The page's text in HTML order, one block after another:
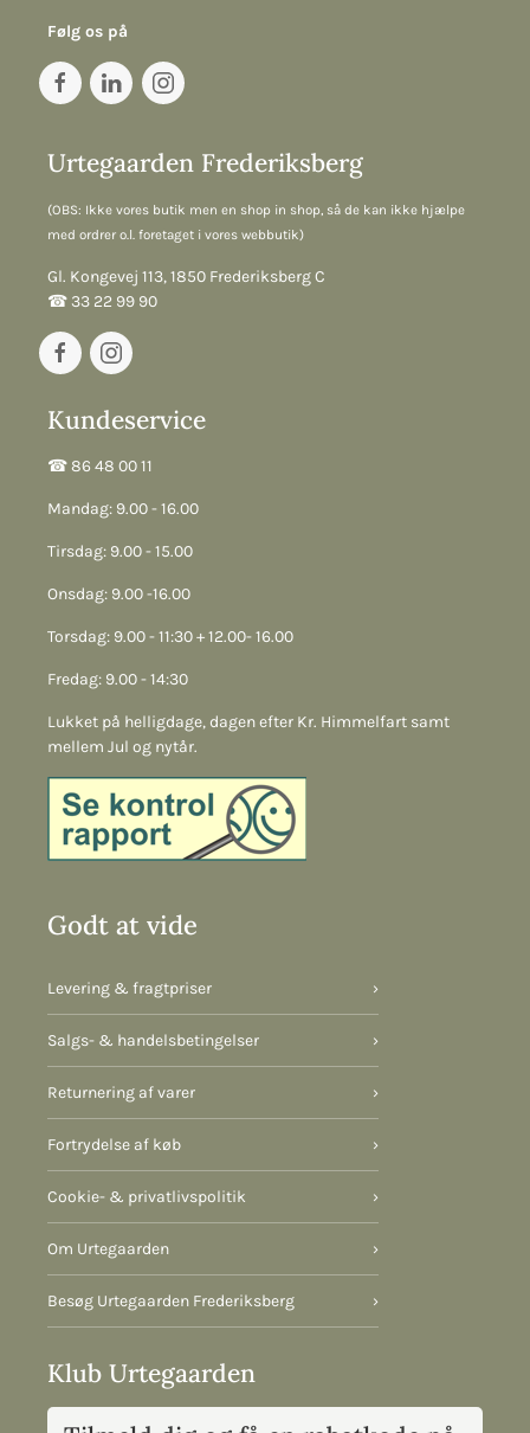
Følg os på
Urtegaarden Frederiksberg
(OBS: Ikke vores butik men en shop in shop, så de kan ikke hjælpe
med ordrer o.l. foretaget i vores webbutik)
Gl. Kongevej 113, 1850 Frederiksberg C
☎︎ 33 22 99 90
Kundeservice
☎︎ 86 48 00 11
Mandag: 9.00 - 16.00
Tirsdag: 9.00 - 15.00
Onsdag: 9.00 -16.00
Torsdag: 9.00 - 11:30 + 12.00- 16.00
Fredag: 9.00 - 14:30
Lukket på helligdage, dagen efter Kr. Himmelfart samt
mellem Jul og nytår.
Godt at vide
Levering & fragtpriser ›
Salgs- & handelsbetingelser ›
Returnering af varer ›
Fortrydelse af køb ›
Cookie- & privatlivspolitik ›
Om Urtegaarden ›
Besøg Urtegaarden Frederiksberg ›
Klub Urtegaarden